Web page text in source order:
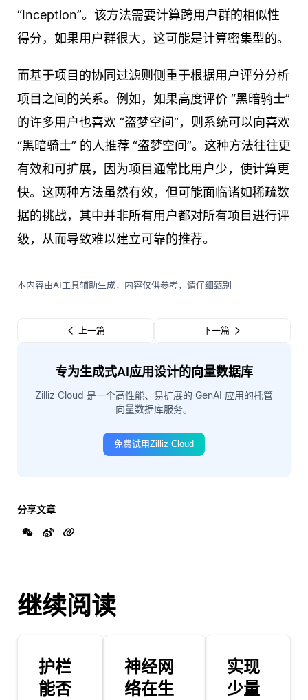
“Inception”。该方法需要计算跨用户群的相似性
得分，如果用户群很大，这可能是计算密集型的。
而基于项目的协同过滤则侧重于根据用户评分分析
项目之间的关系。例如，如果高度评价 “黑暗骑士”
的许多用户也喜欢 “盗梦空间”，则系统可以向喜欢
“黑暗骑士” 的人推荐 “盗梦空间”。这种方法往往更
有效和可扩展，因为项目通常比用户少，使计算更
快。这两种方法虽然有效，但可能面临诸如稀疏数
据的挑战，其中并非所有用户都对所有项目进行评
级，从而导致难以建立可靠的推荐。
本内容由AI工具辅助生成，内容仅供参考，请仔细甄别
上一篇 下一篇
专为生成式AI应用设计的向量数据库
Zilliz Cloud 是一个高性能、易扩展的 GenAI 应用的托管
向量数据库服务。
免费试用Zilliz Cloud
分享文章
继续阅读
护栏
能否
神经网
络在生
实现
少量